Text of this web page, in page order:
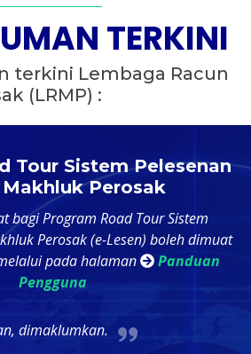
TERKINI
terkini Lembaga Racun
(LRMP) :
Tour Sistem Pelesenan
Makhluk Perosak
bagi Program Road Tour Sistem
Perosak (e-Lesen) boleh dimuat
pada halaman
Panduan
Pengguna
dimaklumkan.